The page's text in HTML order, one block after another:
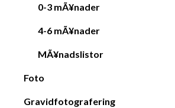
0-3 mÃ¥nader
4-6 mÃ¥nader
MÃ¥nadslistor
Foto
Gravidfotografering